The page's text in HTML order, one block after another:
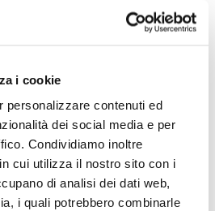
i cookie
personalizzare contenuti ed
dei social media e per
Condividiamo inoltre
cui utilizza il nostro sito con i
di analisi dei dati web,
i quali potrebbero combinarle
295,00 €